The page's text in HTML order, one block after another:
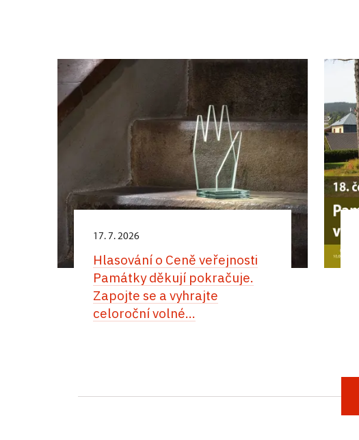
17. 7. 2026
Hlasování o Ceně veřejnosti
Památky děkují pokračuje.
Zapojte se a vyhrajte
celoroční volné...